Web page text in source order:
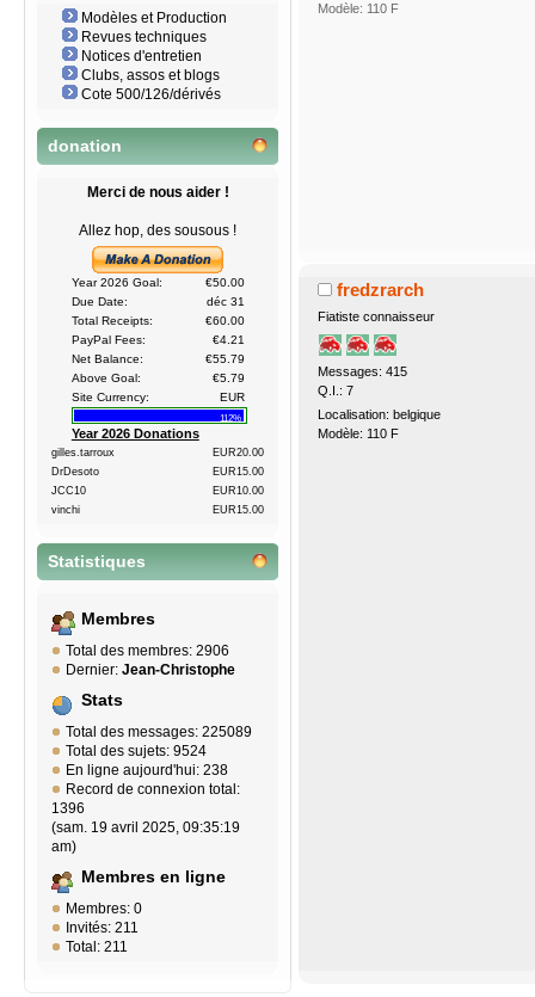
Modèles et Production
Revues techniques
Notices d'entretien
Clubs, assos et blogs
Cote 500/126/dérivés
donation
Merci de nous aider !
Allez hop, des sousous !
Year 2026 Goal:
€50.00
Due Date:
déc 31
Total Receipts:
€60.00
PayPal Fees:
€4.21
Net Balance:
€55.79
Above Goal:
€5.79
Site Currency:
EUR
112%
Year 2026 Donations
gilles.tarroux
EUR20.00
DrDesoto
EUR15.00
JCC10
EUR10.00
vinchi
EUR15.00
Statistiques
Membres
Total des membres: 2906
Dernier: Jean-Christophe
Stats
Total des messages: 225089
Total des sujets: 9524
En ligne aujourd'hui: 238
Record de connexion total:
1396
(sam. 19 avril 2025, 09:35:19
am)
Membres en ligne
Membres: 0
Invités: 211
Total: 211
Modèle: 110 F
fredzrarch
Fiatiste connaisseur
Messages: 415
Q.I.: 7
Localisation: belgique
Modèle: 110 F